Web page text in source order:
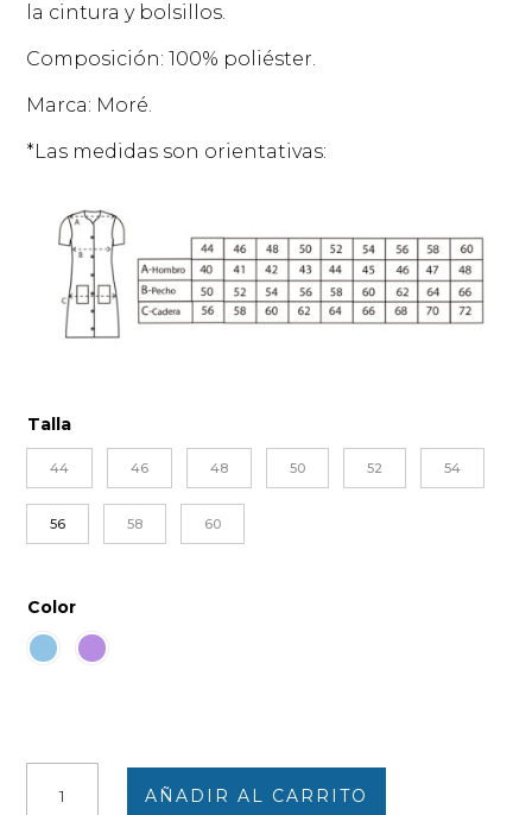
la cintura y bolsillos.
Composición: 100% poliéster.
Marca: Moré.
*Las medidas son orientativas:
Talla
44 46 48 50 52 54
56 58 60
Color
vestido
AÑADIR AL CARRITO